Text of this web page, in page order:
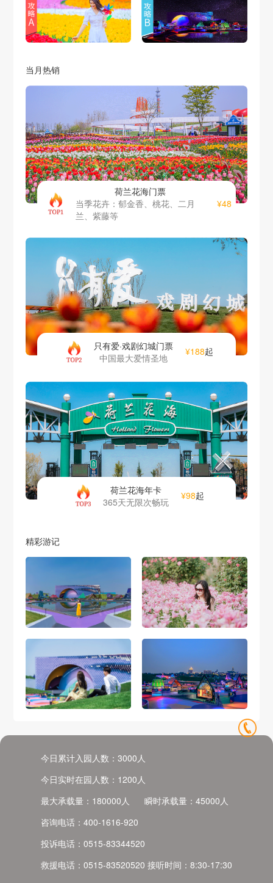
当月热销
荷兰花海门票
当季花卉：郁金香、桃花、二月
兰、紫藤等
¥48
只有爱·戏剧幻城门票
中国最大爱情圣地
¥188起
荷兰花海年卡
365天无限次畅玩
¥98起
精彩游记
今日累计入园人数： 3000 人
今日实时在园人数： 1200 人
最大承载量： 180000 人 瞬时承载量： 45000 人
咨询电话： 400-1616-920
投诉电话： 0515-83344520
救援电话： 0515-83520520 接听时间： 8:30-17:30